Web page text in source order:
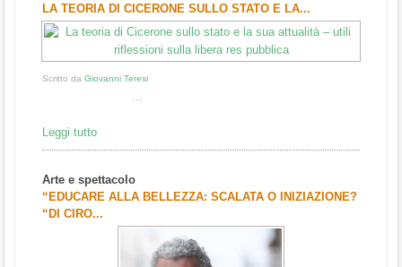
LA TEORIA DI CICERONE SULLO STATO E LA...
Scritto da Giovanni Teresi
...
Leggi tutto
Arte e spettacolo
“EDUCARE ALLA BELLEZZA: SCALATA O INIZIAZIONE?
“DI CIRO...